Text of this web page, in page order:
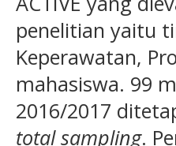
penelitian yaitu
Keperawatan,
mahasiswa. 99
2016/2017
total sampling.